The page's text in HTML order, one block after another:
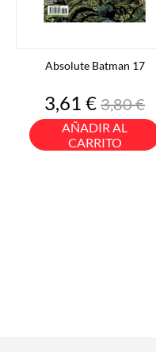
Absolute Batman 17
Precio
3,61 €Precio
base
3,80 €
AÑADIR AL
CARRITO